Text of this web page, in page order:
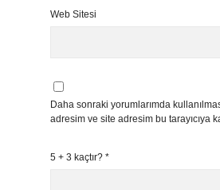
Web Sitesi
Daha sonraki yorumlarımda
adresim ve site adresim bu tarayıcıya
5 + 3 kaçtır? *